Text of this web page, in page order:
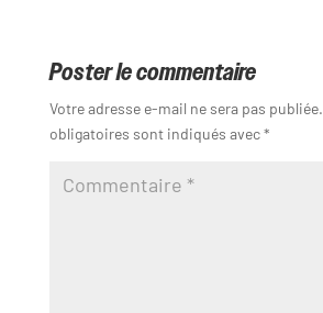
Poster le commentaire
Votre adresse e-mail ne sera pas publiée.
obligatoires sont indiqués avec*